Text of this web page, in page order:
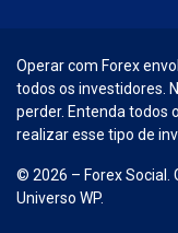
Operar com Forex
todos os investidores.
perder. Entenda todos
realizar esse tipo de
© 2026 – Forex Social.
Universo WP.